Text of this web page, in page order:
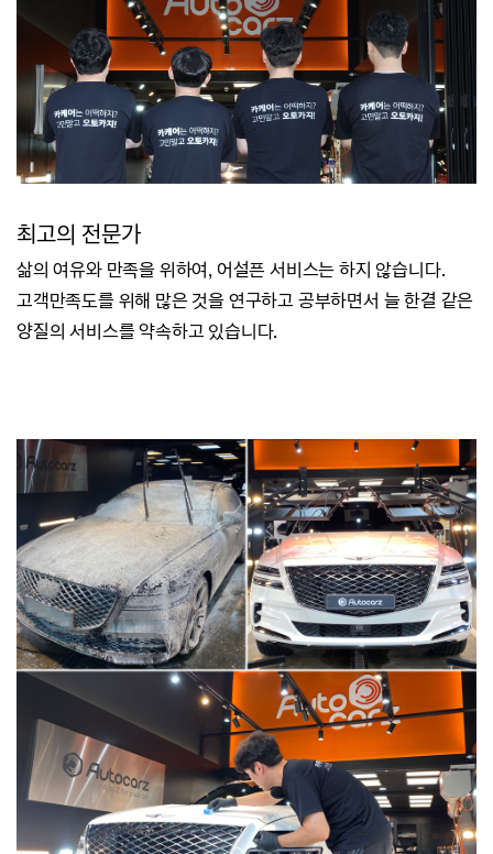
최고의 전문가
삶의 여유와 만족을 위하여, 어설픈 서비스는 하지 않습니다.
고객만족도를 위해 많은 것을 연구하고 공부하면서 늘 한결 같은
양질의 서비스를 약속하고 있습니다.